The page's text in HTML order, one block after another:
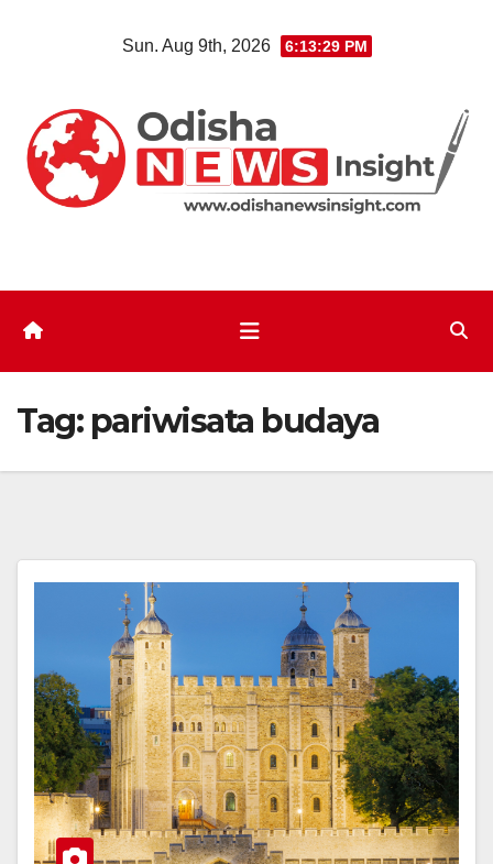
Sun. Aug 9th, 2026 6:13:29 PM
Tag: pariwisata budaya